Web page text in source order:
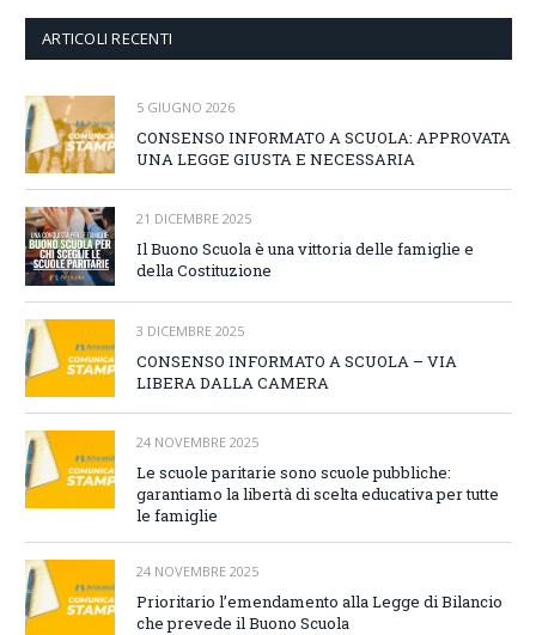
ARTICOLI RECENTI
5 GIUGNO 2026
CONSENSO INFORMATO A SCUOLA: APPROVATA
UNA LEGGE GIUSTA E NECESSARIA
21 DICEMBRE 2025
Il Buono Scuola è una vittoria delle famiglie e
della Costituzione
3 DICEMBRE 2025
CONSENSO INFORMATO A SCUOLA – VIA
LIBERA DALLA CAMERA
24 NOVEMBRE 2025
Le scuole paritarie sono scuole pubbliche:
garantiamo la libertà di scelta educativa per tutte
le famiglie
24 NOVEMBRE 2025
Prioritario l’emendamento alla Legge di Bilancio
che prevede il Buono Scuola